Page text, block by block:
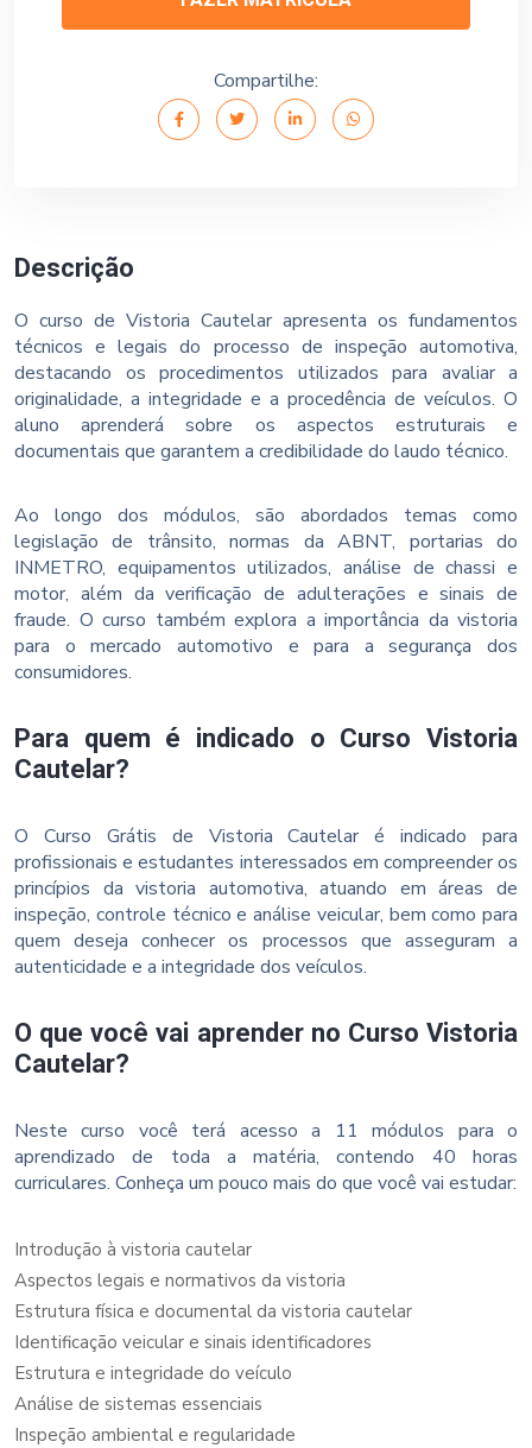
Descrição
O curso de Vistoria Cautelar apresenta os fundamentos
técnicos e legais do processo de inspeção automotiva,
destacando os procedimentos utilizados para avaliar a
originalidade, a integridade e a procedência de veículos. O
aluno aprenderá sobre os aspectos estruturais e
documentais que garantem a credibilidade do laudo técnico.
Ao longo dos módulos, são abordados temas como
legislação de trânsito, normas da ABNT, portarias do
INMETRO, equipamentos utilizados, análise de chassi e
motor, além da verificação de adulterações e sinais de
fraude. O curso também explora a importância da vistoria
para o mercado automotivo e para a segurança dos
consumidores.
Para quem é indicado o Curso Vistoria
Cautelar?
O Curso Grátis de Vistoria Cautelar é indicado para
profissionais e estudantes interessados em compreender os
princípios da vistoria automotiva, atuando em áreas de
inspeção, controle técnico e análise veicular, bem como para
quem deseja conhecer os processos que asseguram a
autenticidade e a integridade dos veículos.
O que você vai aprender no Curso Vistoria
Cautelar?
Neste curso você terá acesso a 11 módulos para o
aprendizado de toda a matéria, contendo 40 horas
curriculares. Conheça um pouco mais do que você vai estudar:
Introdução à vistoria cautelar
Aspectos legais e normativos da vistoria
Estrutura física e documental da vistoria cautelar
Identificação veicular e sinais identificadores
Estrutura e integridade do veículo
Análise de sistemas essenciais
Inspeção ambiental e regularidade
Compartilhe: